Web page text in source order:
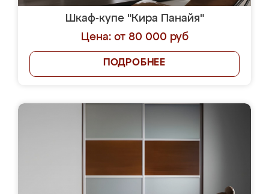
Шкаф-купе "Кира Панайя"
Цена: от 80 000 руб
ПОДРОБНЕЕ